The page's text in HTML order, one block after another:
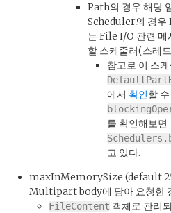
Path의 경우 해당
Scheduler의 경
는 File I/O 관련 메
할 스케줄러(스레
참고로 이 스
에서 확인할
를 확인해보면
고 있다.
maxInMemorySize (default
Multipart body에 담아 요청한
FileContent 객체로 관리